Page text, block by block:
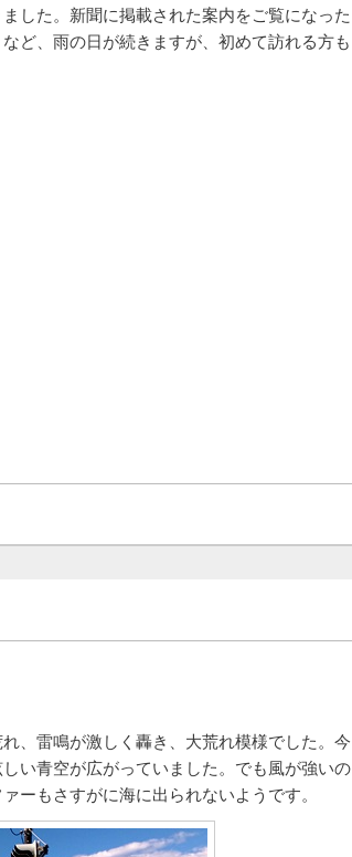
した。新聞に掲載された案内をご覧になった
ど、雨の日が続きますが、初めて訪れる方も
、雷鳴が激しく轟き、大荒れ模様でした。今
い青空が広がっていました。でも風が強いの
ーもさすがに海に出られないようです。